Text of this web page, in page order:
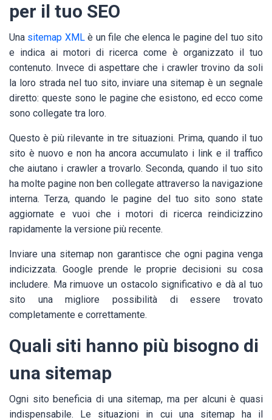
per il tuo SEO
Una sitemap XMLè un file che elenca le pagine del tuo sito
e indica ai motori di ricerca come è organizzato il tuo
contenuto. Invece di aspettare che i crawler trovino da soli
la loro strada nel tuo sito, inviare una sitemap è un segnale
diretto: queste sono le pagine che esistono, ed ecco come
sono collegate tra loro.
Questo è più rilevante in tre situazioni. Prima, quando il tuo
sito è nuovo e non ha ancora accumulato i link e il traffico
che aiutano i crawler a trovarlo. Seconda, quando il tuo sito
ha molte pagine non ben collegate attraverso la navigazione
interna. Terza, quando le pagine del tuo sito sono state
aggiornate e vuoi che i motori di ricerca reindicizzino
rapidamente la versione più recente.
Inviare una sitemap non garantisce che ogni pagina venga
indicizzata. Google prende le proprie decisioni su cosa
includere. Ma rimuove un ostacolo significativo e dà al tuo
sito una migliore possibilità di essere trovato
completamente e correttamente.
Quali siti hanno più bisogno di
una sitemap
Ogni sito beneficia di una sitemap, ma per alcuni è quasi
indispensabile. Le situazioni in cui una sitemap ha il